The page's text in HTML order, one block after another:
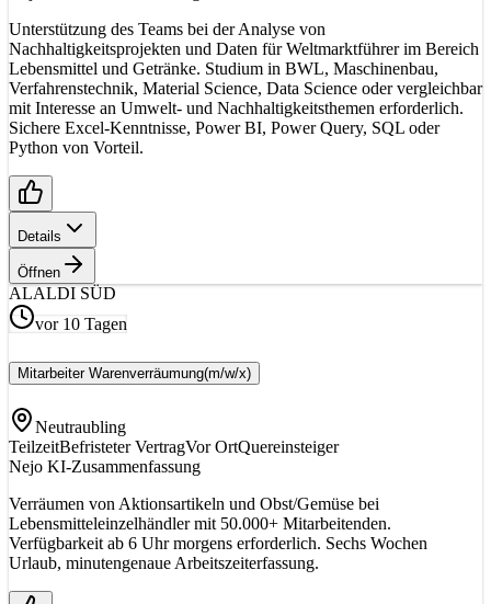
Unterstützung des Teams bei der Analyse von
Nachhaltigkeitsprojekten und Daten für Weltmarktführer im Bereich
Lebensmittel und Getränke. Studium in BWL, Maschinenbau,
Verfahrenstechnik, Material Science, Data Science oder vergleichbar
mit Interesse an Umwelt- und Nachhaltigkeitsthemen erforderlich.
Sichere Excel-Kenntnisse, Power BI, Power Query, SQL oder
Python von Vorteil.
Details
Öffnen
ALALDI SÜD
vor 10 Tagen
Mitarbeiter Warenverräumung(m/w/x)
Neutraubling
TeilzeitBefristeter VertragVor OrtQuereinsteiger
Nejo KI-Zusammenfassung
Verräumen von Aktionsartikeln und Obst/Gemüse bei
Lebensmitteleinzelhändler mit 50.000+ Mitarbeitenden.
Verfügbarkeit ab 6 Uhr morgens erforderlich. Sechs Wochen
Urlaub, minutengenaue Arbeitszeiterfassung.